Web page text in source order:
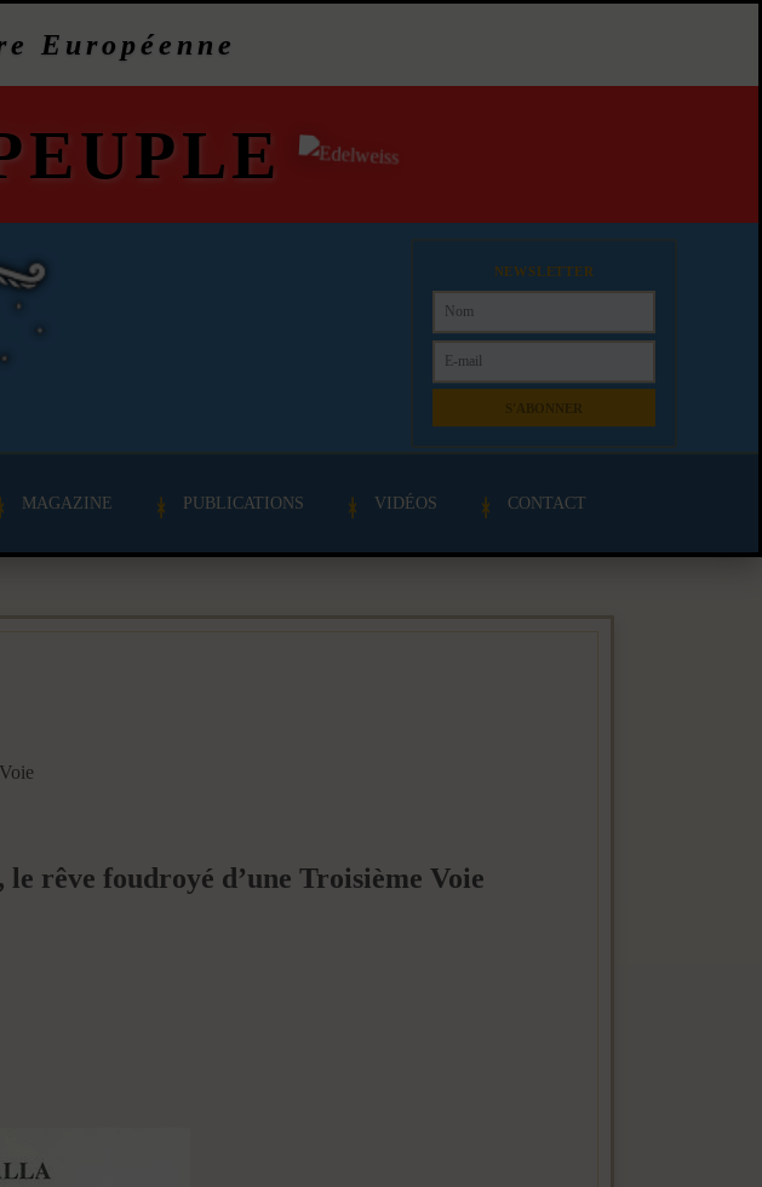
Européenne
NEWSLETTER
MAGAZINE PUBLICATIONS VIDÉOS CONTACT
rêve foudroyé d’une Troisième Voie